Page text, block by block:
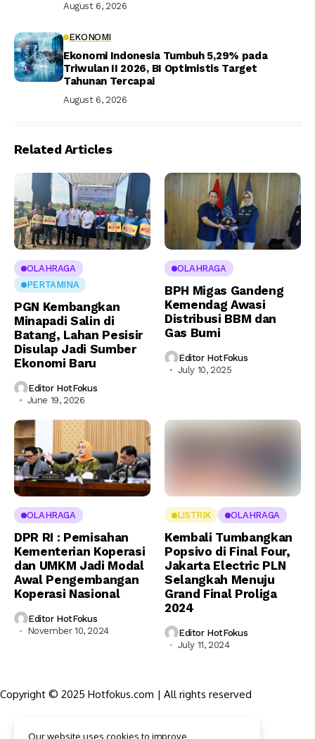
August 6, 2026
EKONOMI
Ekonomi Indonesia Tumbuh 5,29% pada
Triwulan II 2026, BI Optimistis Target
Tahunan Tercapai
August 6, 2026
Related Articles
OLAHRAGA
PERTAMINA
PGN Kembangkan
Minapadi Salin di
Batang, Lahan Pesisir
Disulap Jadi Sumber
Ekonomi Baru
Editor HotFokus
June 19, 2026
OLAHRAGA
BPH Migas Gandeng
Kemendag Awasi
Distribusi BBM dan
Gas Bumi
Editor HotFokus
July 10, 2025
OLAHRAGA
DPR RI : Pemisahan
Kementerian Koperasi
dan UMKM Jadi Modal
Awal Pengembangan
Koperasi Nasional
Editor HotFokus
November 10, 2024
LISTRIK OLAHRAGA
Kembali Tumbangkan
Popsivo di Final Four,
Jakarta Electric PLN
Selangkah Menuju
Grand Final Proliga
2024
Editor HotFokus
July 11, 2024
Copyright © 2025 Hotfokus.com | All rights reserved
Our website uses cookies to improve